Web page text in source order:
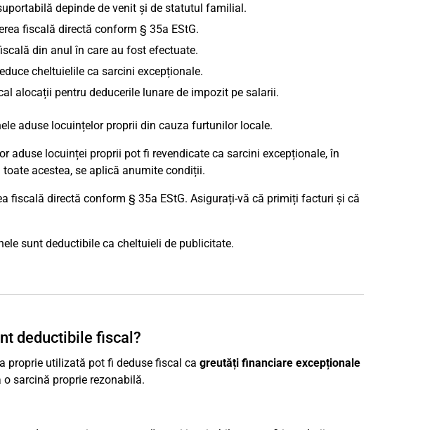
depinde de venit și de statutul familial.
fiscală directă conform § 35a EStG.
din anul în care au fost efectuate.
cheltuielile ca sarcini excepționale.
alocații pentru deducerile lunare de impozit pe salarii.
aduse locuințelor proprii din cauza furtunilor locale.
aduse locuinței proprii pot fi revendicate ca sarcini excepționale, în
acestea, se aplică anumite condiții.
fiscală directă conform § 35a EStG. Asigurați-vă că primiți facturi și că
sunt deductibile ca cheltuieli de publicitate.
deductibile fiscal?
proprie utilizată pot fi deduse fiscal ca greutăți financiare excepționale
sarcină proprie rezonabilă.